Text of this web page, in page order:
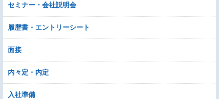
セミナー・会社説明会
履歴書・エントリーシート
面接
内々定・内定
入社準備